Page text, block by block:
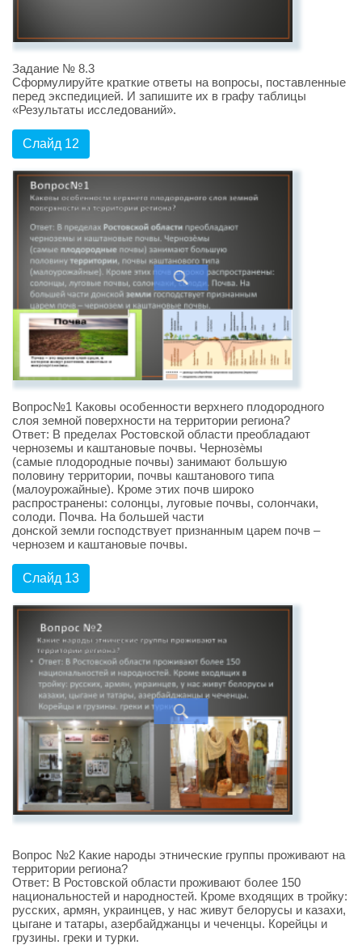
Задание № 8.3
Сформулируйте краткие ответы на вопросы, поставленные
перед экспедицией. И запишите их в графу таблицы
«Результаты исследований».
Слайд 12
Вопрос№1 Каковы особенности верхнего плодородного
слоя земной поверхности на территории региона?
Ответ: В пределах Ростовской области преобладают
черноземы и каштановые почвы. Чернозѐмы
(самые плодородные почвы) занимают большую
половину территории, почвы каштанового типа
(малоурожайные). Кроме этих почв широко
распространены: солонцы, луговые почвы, солончаки,
солоди. Почва. На большей части
донской земли господствует признанным царем почв –
чернозем и каштановые почвы.
Слайд 13
Вопрос №2 Какие народы этнические группы проживают на
территории региона?
Ответ: В Ростовской области проживают более 150
национальностей и народностей. Кроме входящих в тройку:
русских, армян, украинцев, у нас живут белорусы и казахи,
цыгане и татары, азербайджанцы и чеченцы. Корейцы и
грузины. греки и турки.